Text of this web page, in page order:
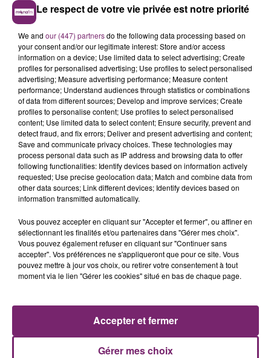
Le respect de votre vie privée est notre priorité
We and our (447) partnersdo the following data processing based on
your consent and/or our legitimate interest: Store and/or access
information on a device; Use limited data to select advertising; Create
profiles for personalised advertising; Use profiles to select personalised
advertising; Measure advertising performance; Measure content
performance; Understand audiences through statistics or combinations
of data from different sources; Develop and improve services; Create
profiles to personalise content; Use profiles to select personalised
content; Use limited data to select content; Ensure security, prevent and
detect fraud, and fix errors; Deliver and present advertising and content;
Save and communicate privacy choices. These technologies may
process personal data such as IP address and browsing data to offer
following functionalities: Identify devices based on information actively
requested; Use precise geolocation data; Match and combine data from
other data sources; Link different devices; Identify devices based on
information transmitted automatically.
Vous pouvez accepter en cliquant sur "Accepter et fermer", ou affiner en
sélectionnant les finalités et/ou partenaires dans "Gérer mes choix".
Vous pouvez également refuser en cliquant sur "Continuer sans
accepter". Vos préférences ne s'appliqueront que pour ce site. Vous
pouvez mettre à jour vos choix, ou retirer votre consentement à tout
moment via le lien "Gérer les cookies" situé en bas de chaque page.
Gérer mes choix
Accepter et fermer